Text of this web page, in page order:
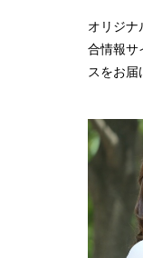
オリジナ
合情報サ
スをお届